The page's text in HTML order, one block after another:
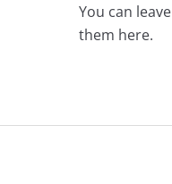
You can leave
them here.